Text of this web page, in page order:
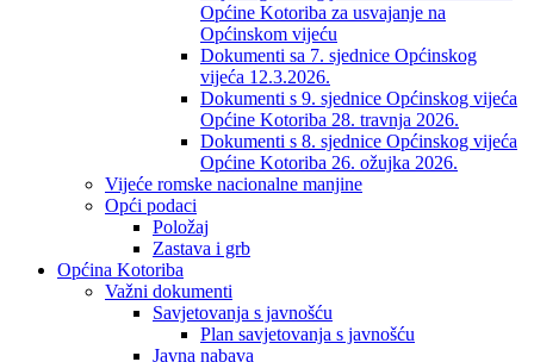
Općine Kotoriba za usvajanje na
Općinskom vijeću
Dokumenti sa 7. sjednice Općinskog
vijeća 12.3.2026.
Dokumenti s 9. sjednice Općinskog vijeća
Općine Kotoriba 28. travnja 2026.
Dokumenti s 8. sjednice Općinskog vijeća
Općine Kotoriba 26. ožujka 2026.
Vijeće romske nacionalne manjine
Opći podaci
Položaj
Zastava i grb
Općina Kotoriba
Važni dokumenti
Savjetovanja s javnošću
Plan savjetovanja s javnošću
Javna nabava